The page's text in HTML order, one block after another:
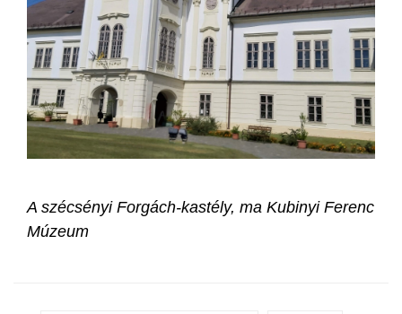
A szécsényi Forgách-kastély, ma Kubinyi Ferenc
Múzeum